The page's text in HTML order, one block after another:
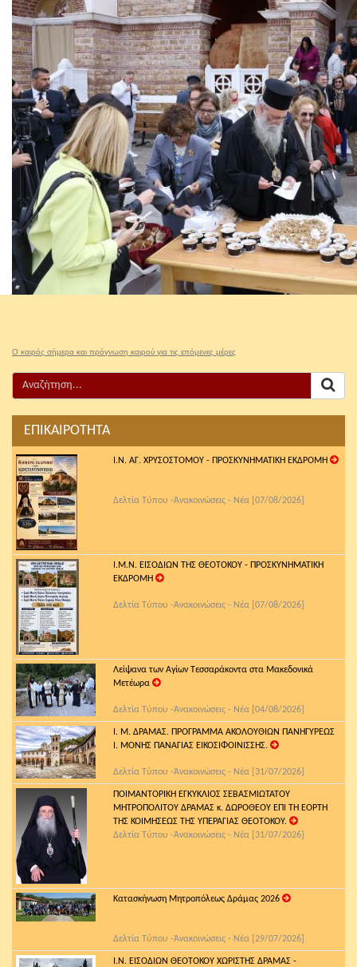
Ο καιρός σήμερα και πρόγνωση καιρού για τις επόμενες μέρες
ΕΠΙΚΑΙΡΟΤΗΤΑ
Ι.Ν. ΑΓ. ΧΡΥΣΟΣΤΟΜΟΥ - ΠΡΟΣΚΥΝΗΜΑΤΙΚΗ ΕΚΔΡΟΜΗ
Δελτία Τύπου -Ἀνακοινώσεις - Νέα [07/08/2026]
Ι.Μ.Ν. ΕΙΣΟΔΙΩΝ ΤΗΣ ΘΕΟΤΟΚΟΥ - ΠΡΟΣΚΥΝΗΜΑΤΙΚΗ
ΕΚΔΡΟΜΗ
Δελτία Τύπου -Ἀνακοινώσεις - Νέα [07/08/2026]
Λείψανα των Αγίων Τεσσαράκοντα στα Μακεδονικά
Μετέωρα
Δελτία Τύπου -Ἀνακοινώσεις - Νέα [04/08/2026]
Ι. Μ. ΔΡΑΜΑΣ. ΠΡΟΓΡΑΜΜΑ ΑΚΟΛΟΥΘΙΩΝ ΠΑΝΗΓΥΡΕΩΣ
Ι. ΜΟΝΗΣ ΠΑΝΑΓΙΑΣ ΕΙΚΟΣΙΦΟΙΝΙΣΣΗΣ.
Δελτία Τύπου -Ἀνακοινώσεις - Νέα [31/07/2026]
ΠΟΙΜΑΝΤΟΡΙΚΗ ΕΓΚΥΚΛΙΟΣ ΣΕΒΑΣΜΙΩΤΑΤΟΥ
ΜΗΤΡΟΠΟΛΙΤΟΥ ΔΡΑΜΑΣ κ. ΔΩΡΟΘΕΟΥ ΕΠΙ ΤΗ ΕΟΡΤΗ
ΤΗΣ ΚΟΙΜΗΣΕΩΣ ΤΗΣ ΥΠΕΡΑΓΙΑΣ ΘΕΟΤΟΚΟΥ.
Δελτία Τύπου -Ἀνακοινώσεις - Νέα [31/07/2026]
Κατασκήνωση Μητροπόλεως Δράμας 2026
Δελτία Τύπου -Ἀνακοινώσεις - Νέα [29/07/2026]
Ι.Ν. ΕΙΣΟΔΙΩΝ ΘΕΟΤΟΚΟΥ ΧΩΡΙΣΤΗΣ ΔΡΑΜΑΣ -